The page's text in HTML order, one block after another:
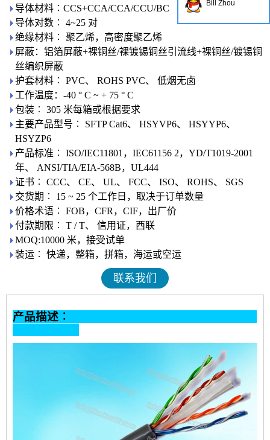
导体材料︰CCS+CCA/CCA/CCU/BC
导体对数︰ 4~25 对
绝缘材料︰ 聚乙烯，高密度聚乙烯
屏蔽：铝箔屏蔽+裸铜丝/裸镀锡铜丝引流线+裸铜丝/镀锡铜
丝编织屏蔽
护套材料︰ PVC、 ROHS PVC、 低烟无卤
工作温度：-40 ° C ~ + 75 ° C
包装︰ 305 米每箱或根据要求
主要产品型号︰ SFTP Cat6、 HSYVP6、 HSYYP6、
HSYZP6
产品标准︰ ISO/IEC11801，IEC61156 2，YD/T1019-2001
年、 ANSI/TIA/EIA-568B，UL444
证书︰ CCC、 CE、 UL、 FCC、 ISO、 ROHS、 SGS
交货期︰ 15 ~ 25 个工作日，取决于订单数量
价格术语︰ FOB，CFR，CIF，出厂价
付款期限︰ T / T、 信用证，西联
MOQ:10000 米，接受试单
装运︰ 快递，整箱，拼箱，海运或空运
联系我们
产品描述︰
Bill Zhou